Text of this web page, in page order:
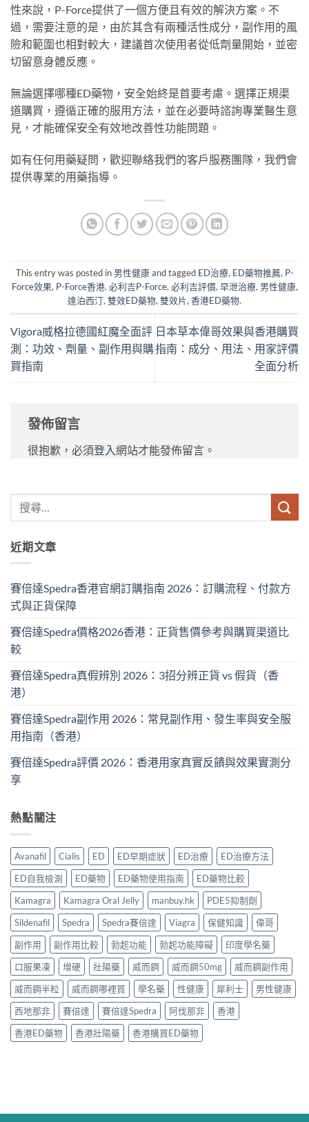
性來說，P-Force提供了一個方便且有效的解決方案。不
過，需要注意的是，由於其含有兩種活性成分，副作用的風
險和範圍也相對較大，建議首次使用者從低劑量開始，並密
切留意身體反應。
無論選擇哪種ED藥物，安全始終是首要考慮。選擇正規渠
道購買，遵循正確的服用方法，並在必要時諮詢專業醫生意
見，才能確保安全有效地改善性功能問題。
如有任何用藥疑問，歡迎聯絡我們的客戶服務團隊，我們會
提供專業的用藥指導。
This entry was posted in 男性健康and tagged ED治療, ED藥物推薦, P-
Force效果, P-Force香港,必利吉P-Force,必利吉評價,早泄治療, 男性健康,
達泊西汀,雙效ED藥物,雙效片,香港ED藥物.
Vigora威格拉德國紅魔全面評
測：功效、劑量、副作用與購
買指南
日本草本偉哥效果與香港購買
指南：成分、用法、用家評價
全面分析
發佈留言
很抱歉，必須登入網站才能發佈留言。
近期文章
賽倍達Spedra香港官網訂購指南 2026：訂購流程、付款方
式與正貨保障
賽倍達Spedra價格2026香港：正貨售價參考與購買渠道比
較
賽倍達Spedra真假辨別 2026：3招分辨正貨 vs 假貨（香
港）
賽倍達Spedra副作用 2026：常見副作用、發生率與安全服
用指南（香港）
賽倍達Spedra評價 2026：香港用家真實反饋與效果實測分
享
熱點關注
Avanafil Cialis ED ED早期症狀 ED治療
ED治療方法
ED自我檢測
ED藥物 ED藥物使用指南
ED藥物比較
Kamagra
Kamagra Oral Jelly manbuy.hk
PDE5抑制劑
Sildenafil
Spedra Spedra賽倍達 Viagra 保健知識
偉哥
副作用
副作用比較 勃起功能 勃起功能障礙
印度學名藥
口服果凍
增硬 壯陽藥 威而鋼 威而鋼50mg
威而鋼副作用
威而鋼半粒
威而鋼哪裡買 學名藥 性健康 犀利士
男性健康
西地那非
賽倍達 賽倍達Spedra 阿伐那非
香港
香港ED藥物
香港壯陽藥 香港購買ED藥物